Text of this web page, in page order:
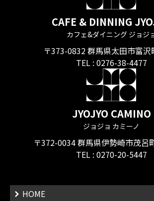
CAFE & DINNING
カフェ&ダイニング ジョジ
〒373-0832 群馬県太田市富
TEL : 0276-38-4477
JYOJYO CAMINO
ジョジョ カミーノ
〒372-0034 群馬県伊勢崎市茂呂
TEL : 0270-20-5447
HOME